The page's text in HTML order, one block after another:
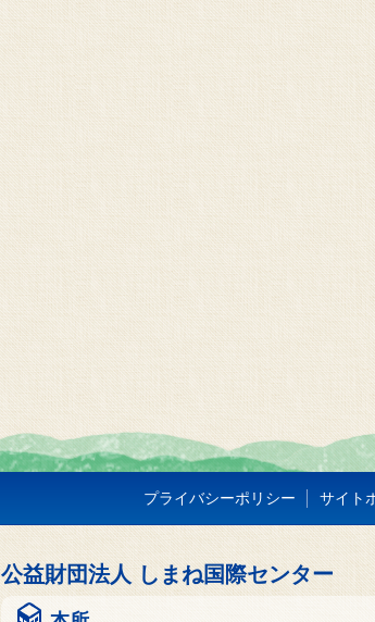
プライバシーポリシー サイト
公益財団法人 しまね国際センター